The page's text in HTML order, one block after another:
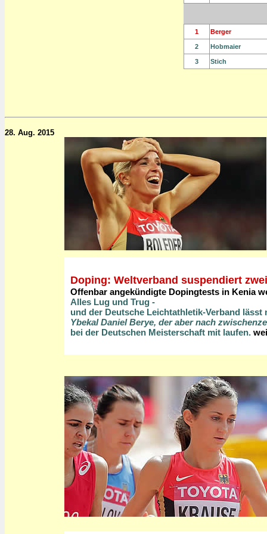
1 Berger
2 Hobmaier
3 Stich
28. Aug. 2015
Doping: Weltverband suspendiert
Offenbar angekündigte Dopingtests in Kenia
Alles Lug und Trug -
und der Deutsche Leichtathletik-Verband
Ybekal Daniel Berye, der aber nach
bei der Deutschen Meisterschaft mit laufen.